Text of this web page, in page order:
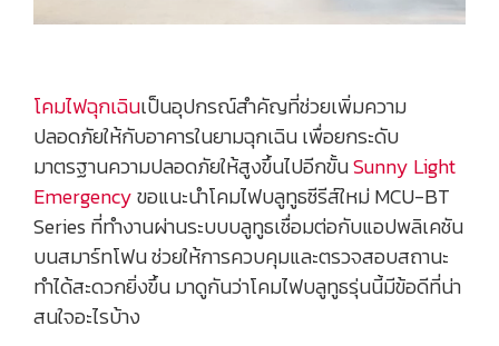
โคมไฟฉุกเฉินเป็นอุปกรณ์สำคัญที่ช่วยเพิ่มความ
ปลอดภัยให้กับอาคารในยามฉุกเฉิน เพื่อยกระดับ
มาตรฐานความปลอดภัยให้สูงขึ้นไปอีกขั้นSunny Light
Emergencyขอแนะนำโคมไฟบลูทูธซีรีส์ใหม่ MCU-BT
Series ที่ทำงานผ่านระบบบลูทูธเชื่อมต่อกับแอปพลิเคชัน
บนสมาร์ทโฟน ช่วยให้การควบคุมและตรวจสอบสถานะ
ทำได้สะดวกยิ่งขึ้น มาดูกันว่าโคมไฟบลูทูธรุ่นนี้มีข้อดีที่น่า
สนใจอะไรบ้าง